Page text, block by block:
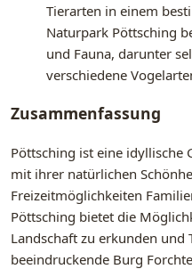
Tierarten in einem
Naturpark Pöttsching
und Fauna, darunter
verschiedene
Zusammenfassung
Pöttsching ist eine idyllische
mit ihrer natürlichen
Freizeitmöglichkeiten
Pöttsching bietet die
Landschaft zu erkunden und
beeindruckende Burg